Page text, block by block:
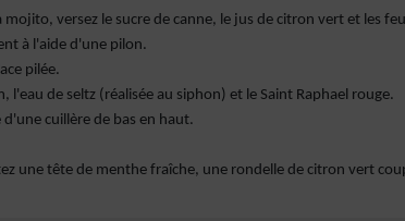
mojito, versez le sucre de canne, le jus de citron vert et les
à l'aide d'une pilon.
pilée.
l'eau de seltz (réalisée au siphon) et le Saint Raphael rouge.
d'une cuillère de bas en haut.
une tête de menthe fraîche, une rondelle de citron vert